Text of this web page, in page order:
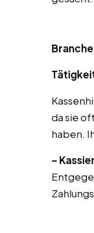
Branche
da sie
haben.
–